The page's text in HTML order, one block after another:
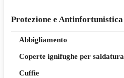
Protezione e Antinfortunistica
Abbigliamento
Coperte ignifughe per saldatura
Cuffie